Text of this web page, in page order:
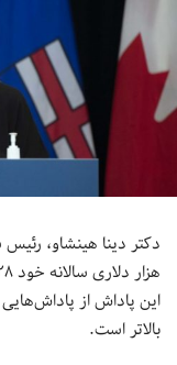
این پاداش از
بالاتر است.